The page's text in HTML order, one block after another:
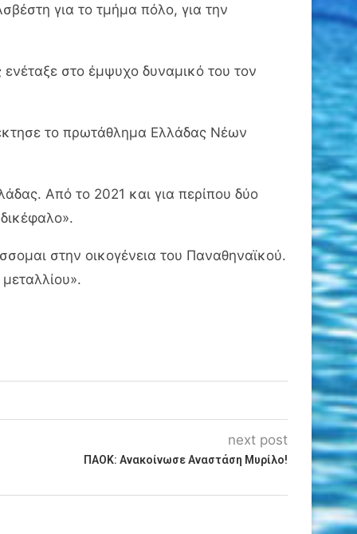
για το τμήμα πόλο, για την
στο έμψυχο δυναμικό του τον
το πρωτάθλημα Ελλάδας Νέων
Από το 2021 και για περίπου δύο
στην οικογένεια του Παναθηναϊκού.
next post
ΠΑΟΚ: Ανακοίνωσε Αναστάση Μυρίλο!